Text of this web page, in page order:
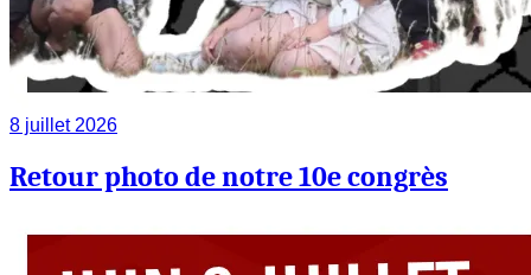
8 juillet 2026
Retour photo de notre 10e congrès